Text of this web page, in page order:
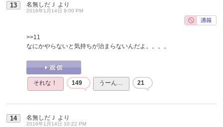
13 名無しだＪ より
2016年1月14日 9:00 PM
>>11
なにかやらないと気持ちが治まらないんだよ。。。。
それな！ 149 うーん… 21
14 名無しだＪ より
2016年1月14日 10:22 PM